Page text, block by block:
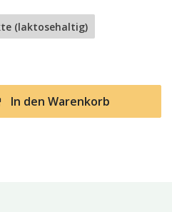
(laktosehaltig)
In den Warenkorb